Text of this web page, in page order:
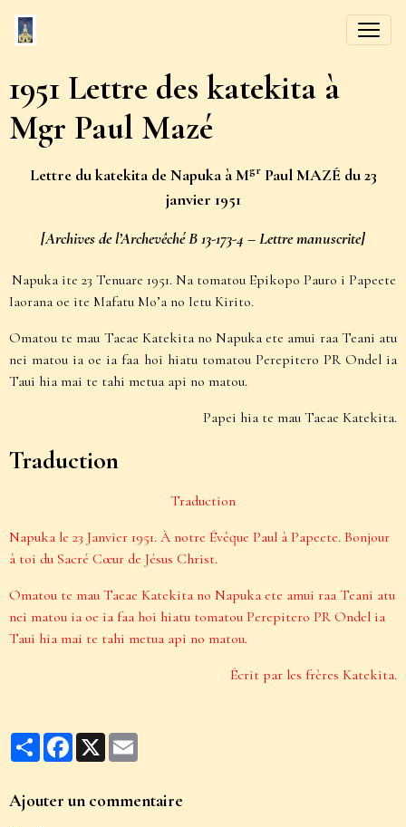
1951 Lettre des katekita à
Mgr Paul Mazé
Lettre du katekita de Napuka à MgrPaul MAZÉ du 23
janvier 1951
[Archives de l’ArchevêchéB 13-173-4 – Lettre manuscrite]
Napuka ite 23 Tenuare 1951. Na tomatou Epikopo Pauro i Papeete
Iaorana oe ite Mafatu Mo’a no Ietu Kirito.
Omatou te mau Taeae Katekita no Napuka ete amui raa Teani atu
nei matou ia oe ia faa hoi hiatu tomatou Perepitero PR Ondel ia
Taui hia mai te tahi metua api no matou.
Papei hia te mau Taeae Katekita.
Traduction
Traduction
Napuka le 23 Janvier 1951. À notre Évêque Paul à Papeete. Bonjour
à toi du Sacré Cœur de Jésus Christ.
Omatou te mau Taeae Katekita no Napuka ete amui raa Teani atu
nei matou ia oe ia faa hoi hiatu tomatou Perepitero PR Ondel ia
Taui hia mai te tahi metua api no matou.
Écrit par les frères Katekita.
PartagerFacebook
X
Ajouter un commentaire